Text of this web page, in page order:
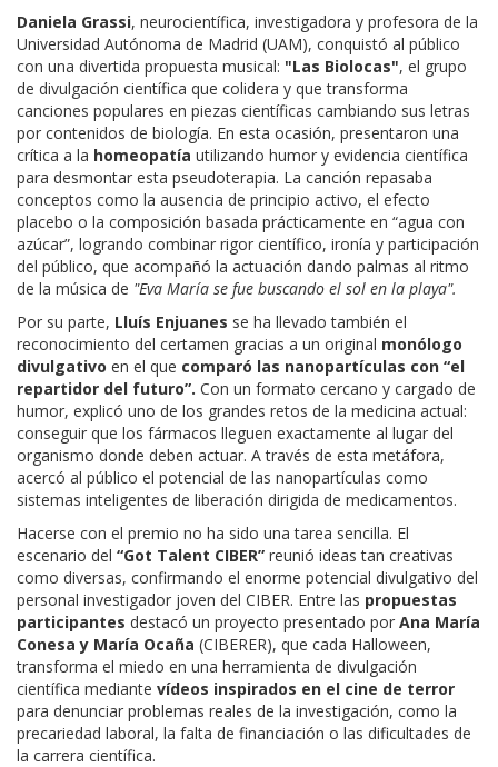
Daniela Grassi, neurocientífica, investigadora y profesora de la
Universidad Autónoma de Madrid (UAM), conquistó al público
con una divertida propuesta musical: "Las Biolocas", el grupo
de divulgación científica que colidera y que transforma
canciones populares en piezas científicas cambiando sus letras
por contenidos de biología. En esta ocasión, presentaron una
crítica a la homeopatía utilizando humor y evidencia científica
para desmontar esta pseudoterapia. La canción repasaba
conceptos como la ausencia de principio activo, el efecto
placebo o la composición basada prácticamente en “agua con
azúcar”, logrando combinar rigor científico, ironía y participación
del público, que acompañó la actuación dando palmas al ritmo
de la música de "Eva María se fue buscando el sol en la playa".
Por su parte, Lluís Enjuanes se ha llevado también el
reconocimiento del certamen gracias a un original monólogo
divulgativo en el que comparó las nanopartículas con “el
repartidor del futuro”. Con un formato cercano y cargado de
humor, explicó uno de los grandes retos de la medicina actual:
conseguir que los fármacos lleguen exactamente al lugar del
organismo donde deben actuar. A través de esta metáfora,
acercó al público el potencial de las nanopartículas como
sistemas inteligentes de liberación dirigida de medicamentos.
Hacerse con el premio no ha sido una tarea sencilla. El
escenario del “Got Talent CIBER” reunió ideas tan creativas
como diversas, confirmando el enorme potencial divulgativo del
personal investigador joven del CIBER. Entre las propuestas
participantes destacó un proyecto presentado por Ana María
Conesa y María Ocaña (CIBERER), que cada Halloween,
transforma el miedo en una herramienta de divulgación
científica mediante vídeos inspirados en el cine de terror
para denunciar problemas reales de la investigación, como la
precariedad laboral, la falta de financiación o las dificultades de
la carrera científica.